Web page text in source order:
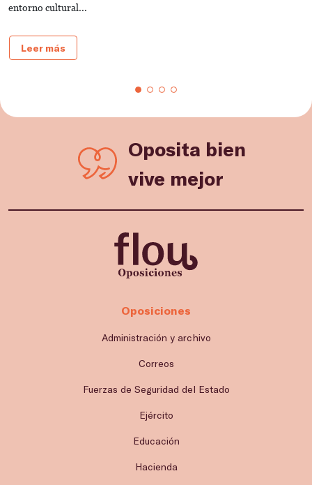
entorno cultural...
Leer más
Oposita bien
vive mejor
Oposiciones
Administración y archivo
Correos
Fuerzas de Seguridad del Estado
Ejército
Educación
Hacienda